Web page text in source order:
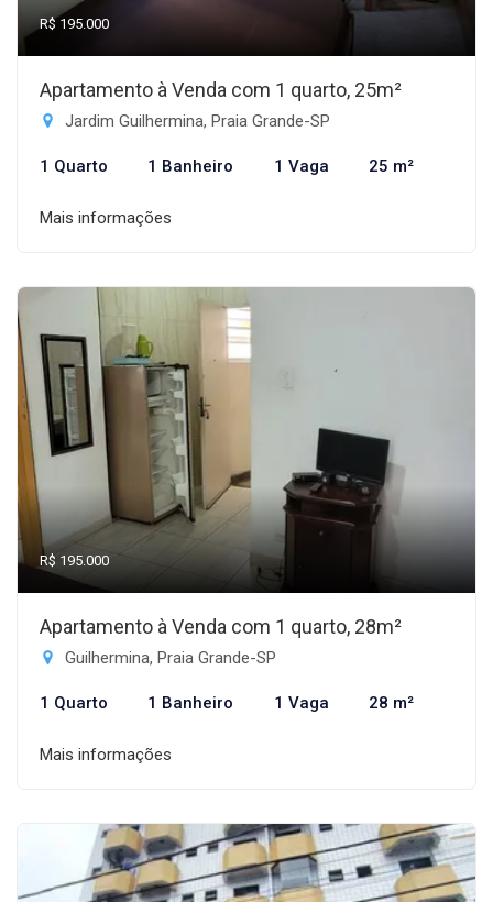
R$ 195.000
Apartamento à Venda com 1 quarto, 25m²
Jardim Guilhermina, Praia Grande-SP
1 Quarto 1 Banheiro 1 Vaga 25 m²
Mais informações
R$ 195.000
Apartamento à Venda com 1 quarto, 28m²
Guilhermina, Praia Grande-SP
1 Quarto 1 Banheiro 1 Vaga 28 m²
Mais informações